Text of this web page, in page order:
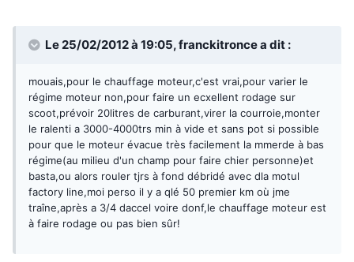
Le 25/02/2012 à 19:05, franckitronce a dit :
mouais,pour le chauffage moteur,c'est vrai,pour varier le
régime moteur non,pour faire un ecxellent rodage sur
scoot,prévoir 20litres de carburant,virer la courroie,monter
le ralenti a 3000-4000trs min à vide et sans pot si possible
pour que le moteur évacue très facilement la mmerde à bas
régime(au milieu d'un champ pour faire chier personne)et
basta,ou alors rouler tjrs à fond débridé avec dla motul
factory line,moi perso il y a qlé 50 premier km où jme
traîne,après a 3/4 daccel voire donf,le chauffage moteur est
à faire rodage ou pas bien sûr!